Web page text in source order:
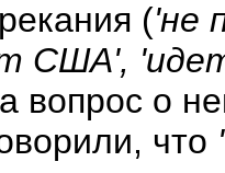
('не
США',
вопрос о
что